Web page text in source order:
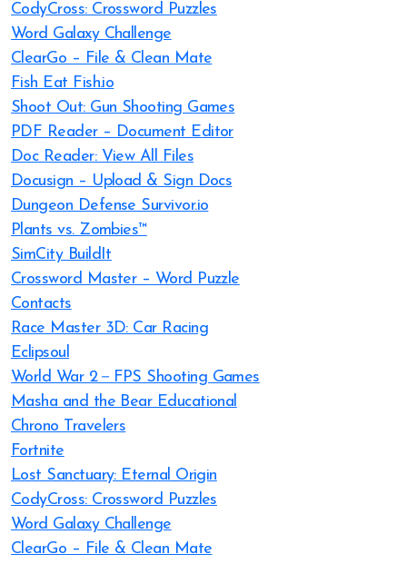
CodyCross: Crossword Puzzles
Word Galaxy Challenge
ClearGo – File & Clean Mate
Fish Eat Fish.io
Shoot Out: Gun Shooting Games
PDF Reader – Document Editor
Doc Reader: View All Files
Docusign – Upload & Sign Docs
Dungeon Defense Survivor.io
Plants vs. Zombies™
SimCity BuildIt
Crossword Master – Word Puzzle
Contacts
Race Master 3D: Car Racing
Eclipsoul
World War 2－FPS Shooting Games
Masha and the Bear Educational
Chrono Travelers
Fortnite
Lost Sanctuary: Eternal Origin
CodyCross: Crossword Puzzles
Word Galaxy Challenge
ClearGo – File & Clean Mate